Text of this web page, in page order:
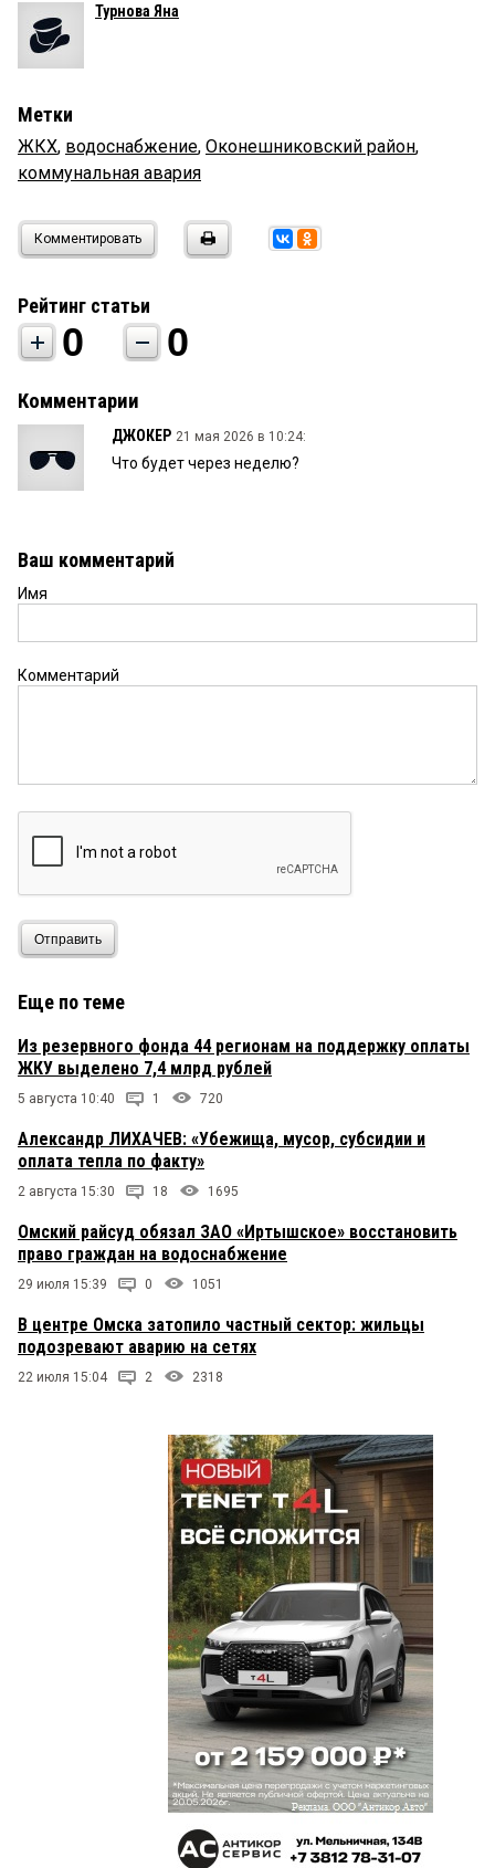
Турнова Яна
Метки
ЖКХ, водоснабжение, Оконешниковский район,
коммунальная авария
Комментировать
Рейтинг статьи
0 0
Комментарии
ДЖОКЕР 21 мая 2026 в 10:24:
Что будет через неделю?
Ваш комментарий
Имя
Комментарий
Отправить
Еще по теме
Из резервного фонда 44 регионам на поддержку оплаты
ЖКУ выделено 7,4 млрд рублей
5 августа 10:40 1 720
Александр ЛИХАЧЕВ: «Убежища, мусор, субсидии и
оплата тепла по факту»
2 августа 15:30 18 1695
Омский райсуд обязал ЗАО «Иртышское» восстановить
право граждан на водоснабжение
29 июля 15:39 0 1051
В центре Омска затопило частный сектор: жильцы
подозревают аварию на сетях
22 июля 15:04 2 2318